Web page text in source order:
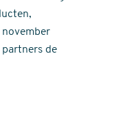
november
de